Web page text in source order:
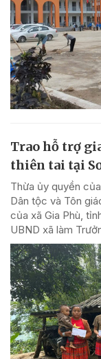
Trao hỗ trợ
thiên tai tại
Thừa ủy quyền
Dân tộc và Tôn
của xã Gia Phù,
UBND xã làm